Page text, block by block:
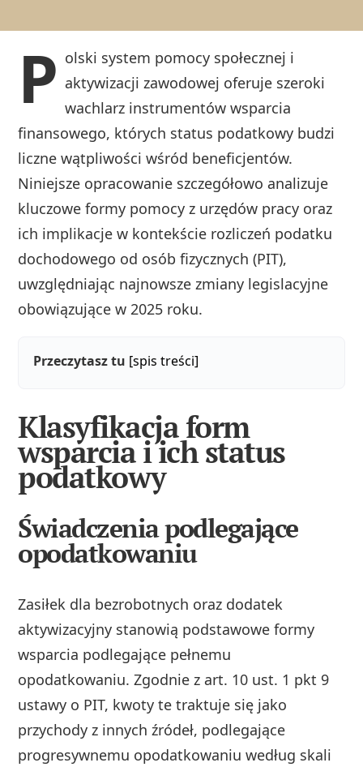
P olski system pomocy społecznej i
aktywizacji zawodowej oferuje szeroki
wachlarz instrumentów wsparcia
finansowego, których status podatkowy budzi
liczne wątpliwości wśród beneficjentów.
Niniejsze opracowanie szczegółowo analizuje
kluczowe formy pomocy z urzędów pracy oraz
ich implikacje w kontekście rozliczeń podatku
dochodowego od osób fizycznych (PIT),
uwzględniając najnowsze zmiany legislacyjne
obowiązujące w 2025 roku.
Przeczytasz tu [spis treści]
Klasyfikacja form
wsparcia i ich status
podatkowy
Świadczenia podlegające
opodatkowaniu
Zasiłek dla bezrobotnych oraz dodatek
aktywizacyjny stanowią podstawowe formy
wsparcia podlegające pełnemu
opodatkowaniu. Zgodnie z art. 10 ust. 1 pkt 9
ustawy o PIT, kwoty te traktuje się jako
przychody z innych źródeł, podlegające
progresywnemu opodatkowaniu według skali